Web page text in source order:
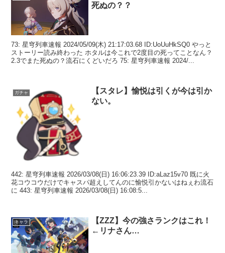
死ぬの？？
73: 星穹列車速報 2024/05/09(木) 21:17:03.68 ID:UoUuHkSQ0 やっと
ストーリー読み終わった ホタルは今これで2度目の死ってことなん？
2.3でまた死ぬの？流石にくどいだろ 75: 星穹列車速報 2024/...
ガチャ
【スタレ】愉悦は引くが今は引か
ない。
442: 星穹列車速報 2026/03/08(日) 16:06:23.39 ID:aLaz15v70 既に火
花コウコウだけでキャスパ超えしてんのに愉悦引かないはねぇわ流石
に 443: 星穹列車速報 2026/03/08(日) 16:08:5...
キャラ
【ZZZ】今の強さランクはこれ！
←リナさん…